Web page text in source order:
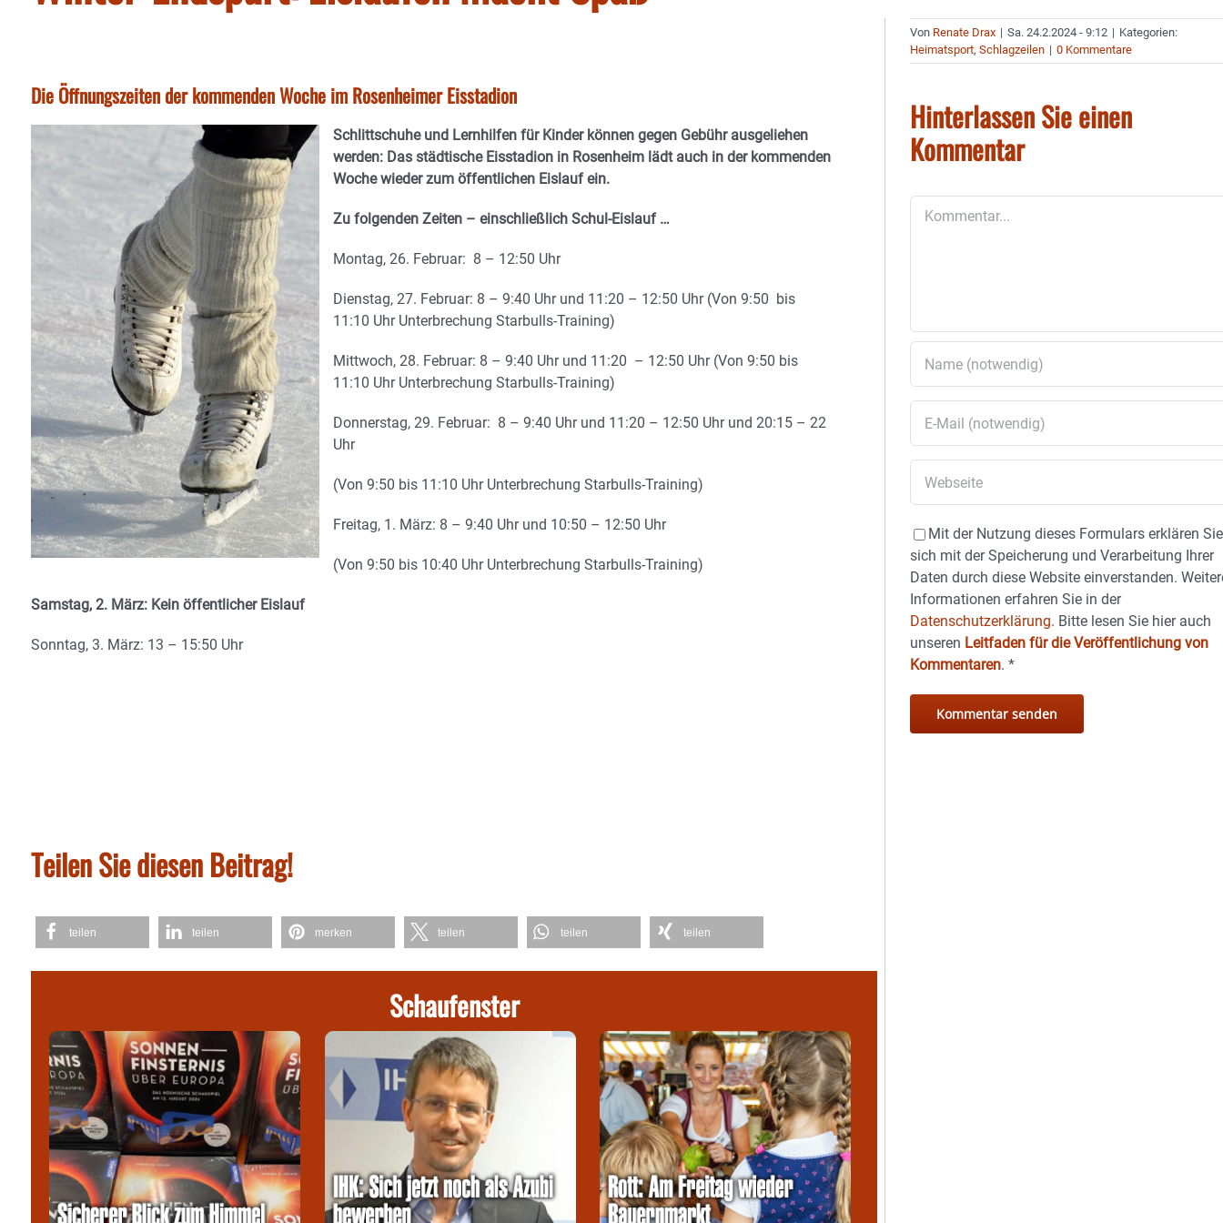
Die Öffnungszeiten der kommenden Woche im Rosenheimer Eisstadion
Schlittschuhe und Lernhilfen für Kinder können gegen Gebühr ausgeliehen
werden: Das städtische Eisstadion in Rosenheim lädt auch in der kommenden
Woche wieder zum öffentlichen Eislauf ein.
Zu folgenden Zeiten – einschließlich Schul-Eislauf …
Montag, 26. Februar: 8 – 12:50 Uhr
Dienstag, 27. Februar: 8 – 9:40 Uhr und 11:20 – 12:50 Uhr (Von 9:50 bis
11:10 Uhr Unterbrechung Starbulls-Training)
Mittwoch, 28. Februar: 8 – 9:40 Uhr und 11:20 – 12:50 Uhr (Von 9:50 bis
11:10 Uhr Unterbrechung Starbulls-Training)
Donnerstag, 29. Februar: 8 – 9:40 Uhr und 11:20 – 12:50 Uhr und 20:15 – 22
Uhr
(Von 9:50 bis 11:10 Uhr Unterbrechung Starbulls-Training)
Freitag, 1. März: 8 – 9:40 Uhr und 10:50 – 12:50 Uhr
(Von 9:50 bis 10:40 Uhr Unterbrechung Starbulls-Training)
Samstag, 2. März: Kein öffentlicher Eislauf
Sonntag, 3. März: 13 – 15:50 Uhr
Teilen Sie diesen Beitrag!
teilen teilen merken teilen teilen teilen
Schaufenster
Von Renate Drax | Sa. 24.2.2024 - 9:12 | Kategorien:
Heimatsport,Schlagzeilen | 0 Kommentare
Hinterlassen Sie einen
Kommentar
Mit der Nutzung dieses Formulars erklären Sie
sich mit der Speicherung und Verarbeitung Ihrer
Daten durch diese Website einverstanden.
Informationen erfahren Sie in der
Datenschutzerklärung. Bitte lesen Sie hier auch
unseren Leitfaden für die Veröffentlichung von
Kommentaren.*